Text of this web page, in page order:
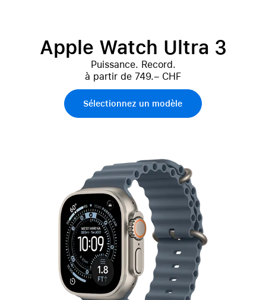
Apple Watch Ultra 3
Puissance. Record.
à partir de 749.– CHF
Sélectionnez un modèle